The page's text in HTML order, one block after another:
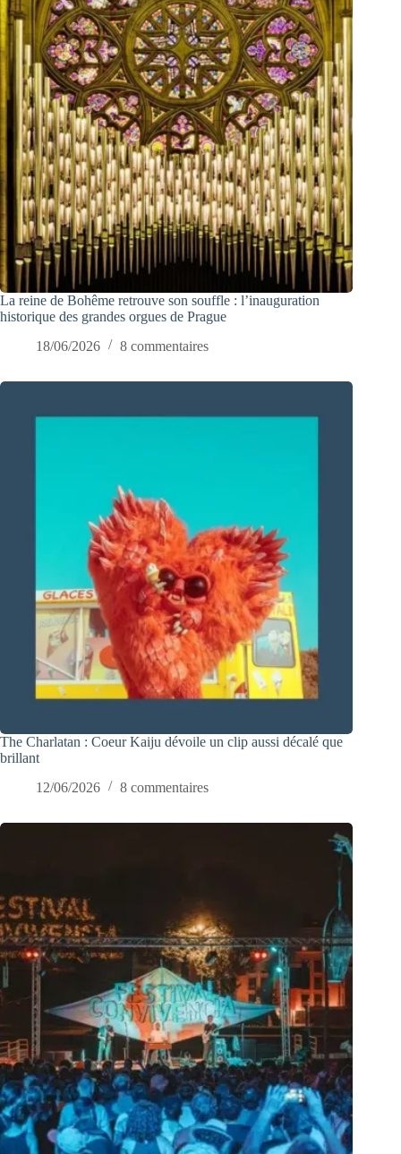
La reine de Bohême retrouve son souffle : l’inauguration
historique des grandes orgues de Prague
18/06/2026
8 commentaires
The Charlatan : Coeur Kaiju dévoile un clip aussi décalé que
brillant
12/06/2026
8 commentaires